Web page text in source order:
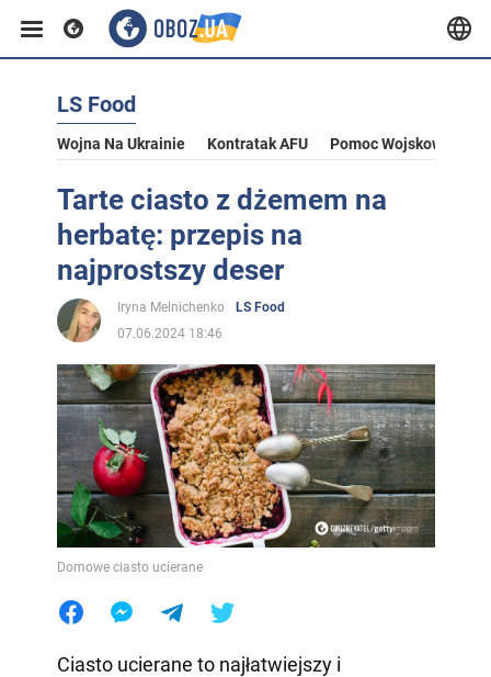
LS Food
Wojna Na Ukrainie Kontratak AFU Pomoc Wojskowa Dla
Tarte ciasto z dżemem na
herbatę: przepis na
najprostszy deser
Iryna Melnichenko
LS Food
07.06.2024 18:46
Domowe ciasto ucierane
Ciasto ucierane to najłatwiejszy i